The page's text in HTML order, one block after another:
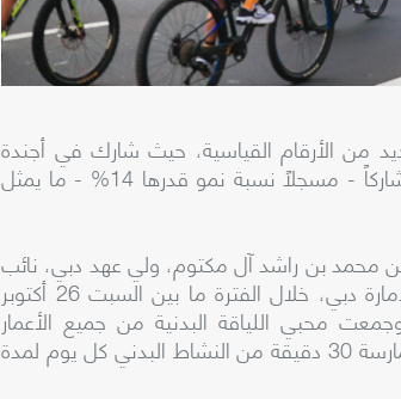
من الأرقام القياسية، حيث شارك في أجندة
الأنشطة والفعاليات التي امتدت لثلاثين يوماً 2,735,158 مشاركاً - مسجلاً نسبة نمو قدرها 14% - ما يمثل
محمد بن راشد آل مكتوم، ولي عهد دبي، نائب
رئيس مجلس الوزراء وزير الدفاع، رئيس المجلس التنفيذي لإمارة دبي، خلال الفترة ما بين السبت 26 أكتوبر
المدينة، وجمعت محبي اللياقة البدنية من جميع الأعمار
والقدرات لتبني أسلوب حياة أكثر نشاطاً من خلال الالتزام بممارسة 30 دقيقة من النشاط البدني كل يوم لمدة